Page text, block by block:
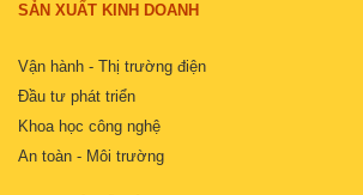
SẢN XUẤT KINH DOANH
Vận hành - Thị trường điện
Đầu tư phát triển
Khoa học công nghệ
An toàn - Môi trường